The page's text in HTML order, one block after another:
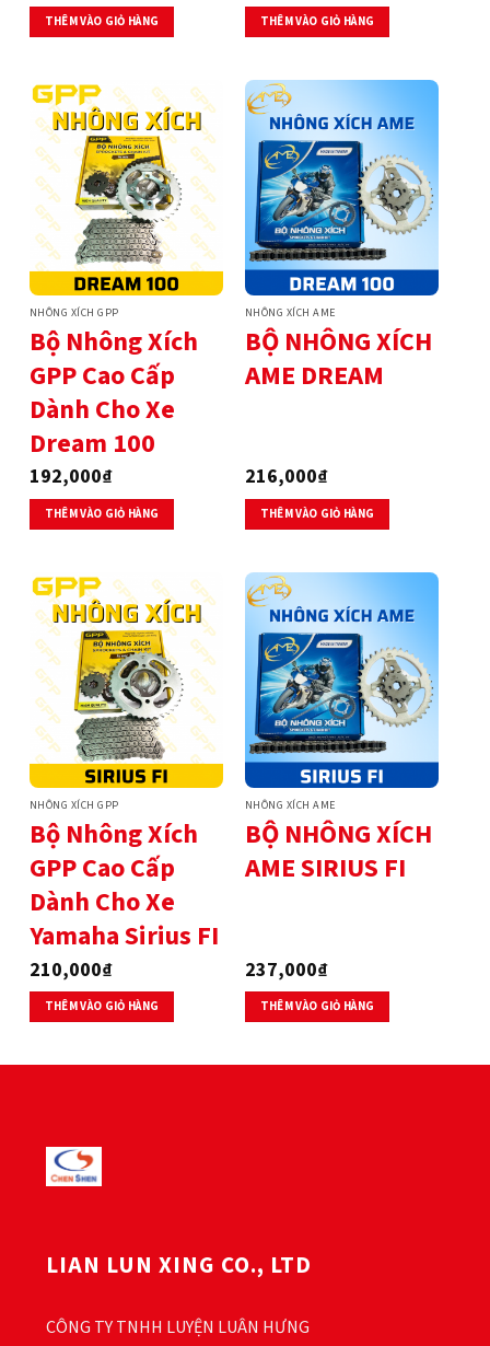
THÊM VÀO GIỎ HÀNG THÊM VÀO GIỎ HÀNG
NHÔNG XÍCH GPP
Bộ Nhông Xích
GPP Cao Cấp
Dành Cho Xe
Dream 100
192,000₫
THÊM VÀO GIỎ HÀNG
NHÔNG XÍCH AME
BỘ NHÔNG XÍCH
AME DREAM
216,000₫
THÊM VÀO GIỎ HÀNG
NHÔNG XÍCH GPP
Bộ Nhông Xích
GPP Cao Cấp
Dành Cho Xe
Yamaha Sirius FI
210,000₫
THÊM VÀO GIỎ HÀNG
NHÔNG XÍCH AME
BỘ NHÔNG XÍCH
AME SIRIUS FI
237,000₫
THÊM VÀO GIỎ HÀNG
LIAN LUN XING CO., LTD
CÔNG TY TNHH LUYỆN LUÂN HƯNG